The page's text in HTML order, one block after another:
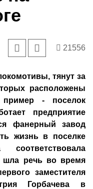
21556
тянут за
расположены
пример - поселок
предприятие
фанерный завод
жизнь в поселке
шла речь во время
заместителя
Горбачева в